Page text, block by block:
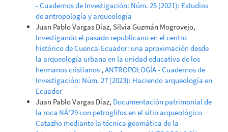
- Cuadernos de Investigación: Núm. 25 (2021): Estudios
de antropología y arqueología
Juan Pablo Vargas Díaz, Silvia Guzmán Mogrovejo,
Investigando el pasado republicano en el centro
histórico de Cuenca-Ecuador: una aproximación desde
la arqueología urbana en la unidad educativa de los
hermanos cristianos , ANTROPOLOGÍA - Cuadernos de
Investigación: Núm. 27 (2023): Haciendo arqueología en
Ecuador
Juan Pablo Vargas Díaz, Documentación patrimonial de
la roca NÂ°29 con petroglifos en el sitio arqueológico
Catazho mediante la técnica geomática de la